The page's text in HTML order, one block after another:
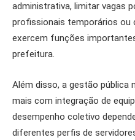
administrativa, limitar vagas
profissionais temporários ou
exercem funções
prefeitura.
Além disso, a gestão pública
mais com integração de
desempenho coletivo
diferentes perfis de